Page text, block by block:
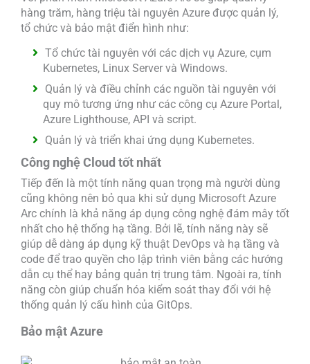
hàng trăm, hàng triệu tài nguyên Azure được quản lý,
tổ chức và bảo mật điển hình như:
Tổ chức tài nguyên với các dịch vụ Azure, cụm
Kubernetes, Linux Server và Windows.
Quản lý và điều chỉnh các nguồn tài nguyên với
quy mô tương ứng như các công cụ Azure Portal,
Azure Lighthouse, API và script.
Quản lý và triển khai ứng dụng Kubernetes.
Công nghệ Cloud tốt nhất
Tiếp đến là một tính năng quan trọng mà người dùng
cũng không nên bỏ qua khi sử dụng Microsoft Azure
Arc chính là khả năng áp dụng công nghệ đám mây tốt
nhất cho hệ thống hạ tầng. Bởi lẽ, tính năng này sẽ
giúp dễ dàng áp dụng kỹ thuật DevOps và hạ tầng và
code để trao quyền cho lập trình viên bằng các hướng
dẫn cụ thể hay bảng quản trị trung tâm. Ngoài ra, tính
năng còn giúp chuẩn hóa kiểm soát thay đổi với hệ
thống quản lý cấu hình của GitOps.
Bảo mật Azure